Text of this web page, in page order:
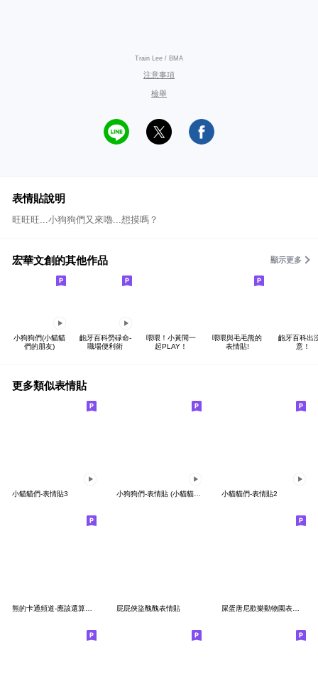
Train Lee / BMA
注意事項
檢舉
表情貼說明
旺旺旺...小狗狗們又來嚕...想摸嗎？
宏華文創的其他作品 顯示更多
小狗狗們(小貓貓
們的朋友)
齙牙百科勞碌命-
職場便利術
喂喂！小黃間一
起PLAY！
喂喂與毛毛熊的
表情貼!
齙牙百科出
意！
更多類似表情貼
小貓貓們-表情貼3 小貓貓們-表情貼2
熊的卡通頻道-應該還算實用吧 屁屁俠盜醜醜表情貼 屎蛋唐尼歡樂動物園表情貼第一彈